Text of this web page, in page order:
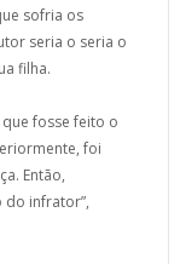
sofria os
seria o seria o
filha.
fosse feito o
foi
Então,
do infrator”,